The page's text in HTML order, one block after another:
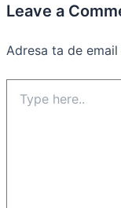
Leave a
Adresa ta de
here..